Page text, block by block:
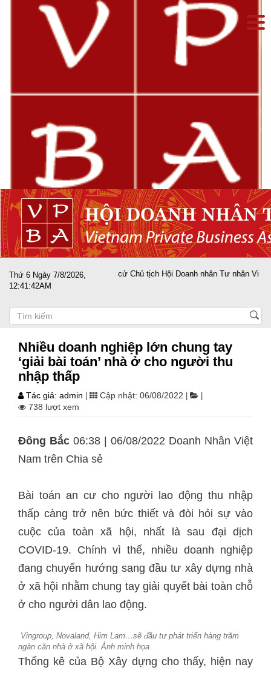
Thứ 6 Ngày 7/8/2026,
12:41:42AM
Trọng Điều tái đắc cử Chủ tịch Hội Doanh nhân Tư nhân Việt Nam
Nhiều doanh nghiệp lớn chung tay
‘giải bài toán’ nhà ở cho người thu
nhập thấp
Tác giả: admin Cập nhật: 06/08/2022
738 lượt xem
Đông Bắc 06:38 | 06/08/2022 Doanh Nhân Việt
Nam trên Chia sẻ
Bài toán an cư cho người lao động thu nhập
thấp càng trở nên bức thiết và đòi hỏi sự vào
cuộc của toàn xã hội, nhất là sau đại dịch
COVID-19. Chính vì thế, nhiều doanh nghiệp
đang chuyển hướng sang đầu tư xây dựng nhà
ở xã hội nhằm chung tay giải quyết bài toàn chỗ
ở cho người dân lao động.
Vingroup, Novaland, Him Lam…sẽ đầu tư phát triển hàng trăm
ngàn căn nhà ở xã hội. Ảnh minh họa.
Thống kê của Bộ Xây dựng cho thấy, hiện nay